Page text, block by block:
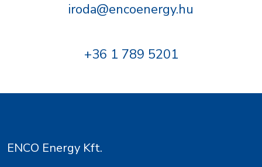
iroda@encoenergy.hu
+36 1 789 5201
ENCO Energy Kft.